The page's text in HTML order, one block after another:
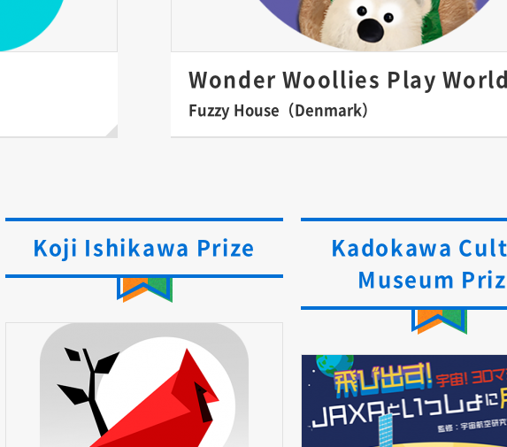
Wonder Woollies Play World
Fuzzy House（Denmark）
Koji Ishikawa Prize
Kadokawa
Museum